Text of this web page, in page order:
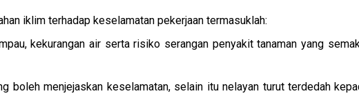
iklim terhadap keselamatan pekerjaan termasuklah:
kekurangan air serta risiko serangan penyakit tanaman yang
boleh menjejaskan keselamatan, selain itu nelayan turut terdedah